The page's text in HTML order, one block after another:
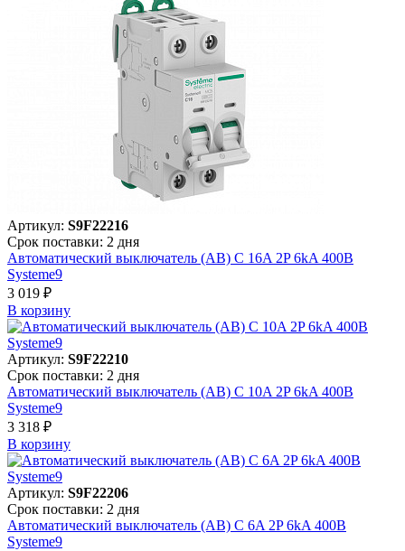
Артикул: S9F22216
Срок поставки: 2 дня
Автоматический выключатель (АВ) C 16A 2P 6kA 400В
Systeme9
3 019 ₽
В корзинy
Артикул: S9F22210
Срок поставки: 2 дня
Автоматический выключатель (АВ) C 10A 2P 6kA 400В
Systeme9
3 318 ₽
В корзинy
Артикул: S9F22206
Срок поставки: 2 дня
Автоматический выключатель (АВ) C 6A 2P 6kA 400В
Systeme9